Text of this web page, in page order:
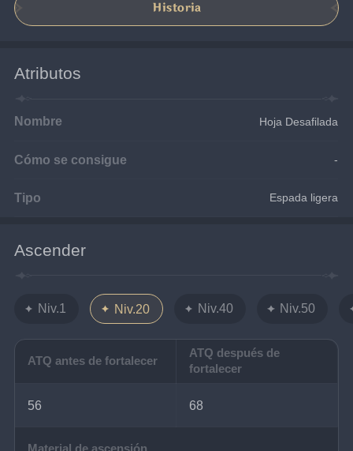
Historia
Atributos
Nombre Hoja Desafilada
Cómo se consigue -
Tipo Espada ligera
Ascender
Niv.1 Niv.20 Niv.40 Niv.50
ATQ antes de fortalecer
ATQ después de
fortalecer
56 68
Material de ascensión